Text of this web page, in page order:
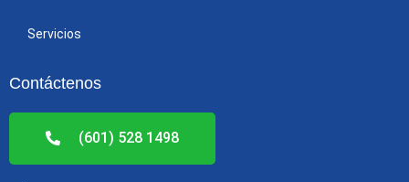
Servicios
Contáctenos
(601) 528 1498